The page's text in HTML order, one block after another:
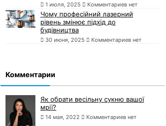
1 июля, 2025 Комментариев нет
Чому професійний лазерний
рівень змінює підхід до
будівництва
30 июня, 2025 Комментариев нет
Комментарии
Як обрати весільну сукню вашої
мрії?
14 мая, 2022 Комментариев нет